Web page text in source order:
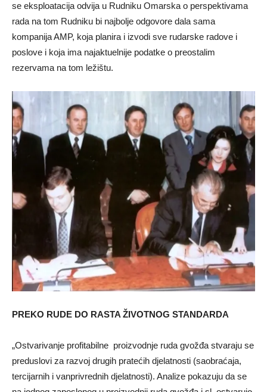
se eksploatacija odvija u Rudniku Omarska o perspektivama
rada na tom Rudniku bi najbolјe odgovore dala sama
kompanija AMP, koja planira i izvodi sve rudarske radove i
poslove i koja ima najaktuelnije podatke o preostalim
rezervama na tom ležištu.
PREKO RUDE DO RASTA ŽIVOTNOG STANDARDA
„Ostvarivanje profitabilne proizvodnje ruda gvožđa stvaraju se
preduslovi za razvoj drugih pratećih djelatnosti (saobraćaja,
tercijarnih i vanprivrednih djelatnosti). Analize pokazuju da se